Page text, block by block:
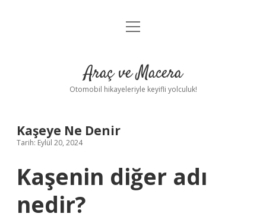
Anasayfa
Yasal Uyarı
menüyü
Araç ve Macera
Otomobil hikayeleriyle keyifli yolculuk!
Kaşeye Ne Denir
Tarih: Eylül 20, 2024
Kaşenin diğer adı
nedir?